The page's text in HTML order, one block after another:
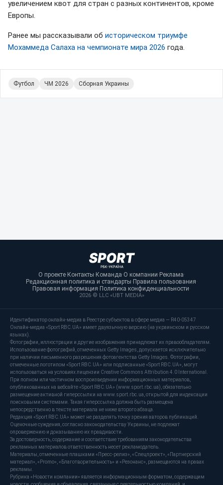
увеличением квот для стран с разных континентов, кроме
Европы.
Ранее мы рассказывали об историческом триумфе
Мохаммеда Салаха на чемпионате мира 2026 года.
Футбол ЧМ 2026 Сборная Украины
О проекте·Контакты·Команда·О компании·Реклама·
Редакционная политика и стандарты·Правила пользования·
Правовая информация·Политика конфиденциальности·
2026 © LLC «UBT MEDIA»
Идентификатор онлайн-медиа в Реестре субъектов в сфере медиа — R40-05347
Онлайн-медиа «Sport RBC.UA» имеет двуязычную версию (на украинском и русском
языках).
Фотографии, иллюстрации и другие изображения принадлежат их правообладателям.
Использование фотографий, отмеченных Getty Images, допускается исключительно
при наличии письменного разрешения фотоагентства Getty Images. Фотографии,
отмеченные логотипом «Sport RBC.UA» или подписанные «Sport RBC.UA», могут
использоваться на условиях лицензии Creative Commons Attribution 4.0 International.
При полном или частичном воспроизведении информационных материалов,
опубликованных на вебсайте «Sport RBC.UA» (www.sport.rbc.ua), обязательно
размещение активной гиперссылки на www.sport.rbc.ua, открытой для индексации
поисковыми системами. Такая гиперссылка должна быть размещена
непосредственно в тексте материала не ниже второго абзаца.
Редакция «Sport RBC.UA» может не разделять точку зрения авторов публикаций.
Оценочные суждения, согласно законодательству Украины, не подлежат
опровержению и доказыванию их правдивости.
За достоверность, содержание и соответствие требованиям законодательства
рекламных материалов ответственность несет рекламодатель.
Материалы, отмеченные плашками «Пресс-релиз», «Спецпроект», «Партнерский
материал», «Promo», «Благотворительность» и «Резонанс», размещаются на правах
рекламы.
Рубрика «Новости компании» является информационным форматом, содержащим